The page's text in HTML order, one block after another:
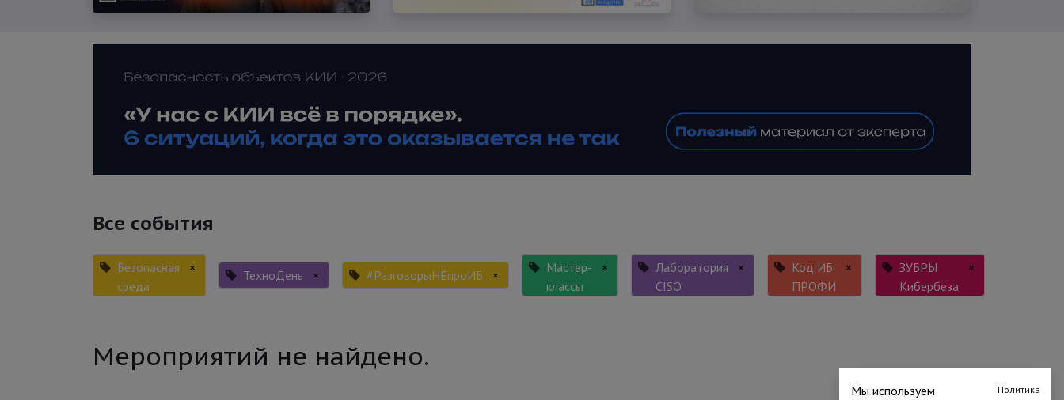
Все события
Безопасная
среда
× ТехноДень × #РазговорыНЕпроИБ ×
Мастер-
классы
×
Лаборатория
CISO
×
Код ИБ
ПРОФИ
×
ЗУБРЫ
Кибербеза
×
Мероприятий не найдено.
Мы используем
Политика